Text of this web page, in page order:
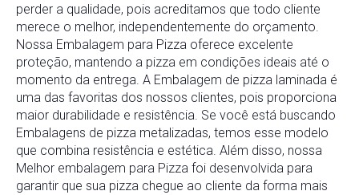
perder a qualidade, pois acreditamos que todo cliente
merece o melhor, independentemente do orçamento.
Nossa Embalagem para Pizza oferece excelente
proteção, mantendo a pizza em condições ideais até o
momento da entrega. A Embalagem de pizza laminada é
uma das favoritas dos nossos clientes, pois proporciona
maior durabilidade e resistência. Se você está buscando
Embalagens de pizza metalizadas, temos esse modelo
que combina resistência e estética. Além disso, nossa
Melhor embalagem para Pizza foi desenvolvida para
garantir que sua pizza chegue ao cliente da forma mais